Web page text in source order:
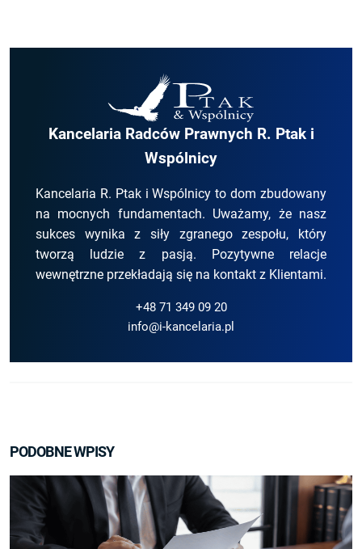
Kancelaria Radców Prawnych R. Ptak i
Wspólnicy
Kancelaria R. Ptak i Wspólnicy to dom zbudowany
na mocnych fundamentach. Uważamy, że nasz
sukces wynika z siły zgranego zespołu, który
tworzą ludzie z pasją. Pozytywne relacje
wewnętrzne przekładają się na kontakt z Klientami.
+48 71 349 09 20
info@i-kancelaria.pl
PODOBNE WPISY